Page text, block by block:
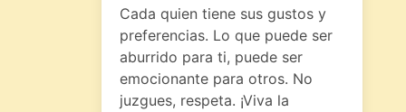
Cada quien tiene sus gustos y
preferencias. Lo que puede ser
aburrido para ti, puede ser
emocionante para otros. No
juzgues, respeta. ¡Viva la